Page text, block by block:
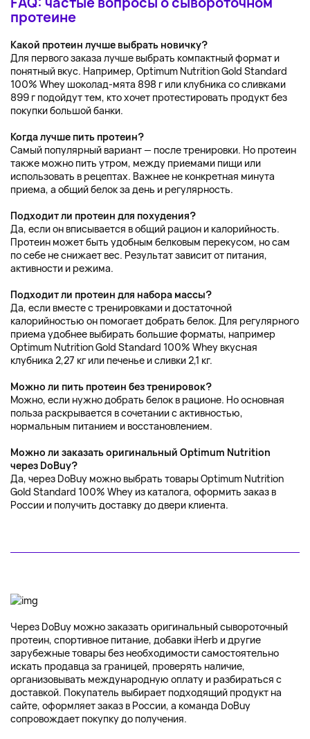
протеине
Какой протеин лучше выбрать новичку?
Для первого заказа лучше выбрать компактный формат и
понятный вкус. Например, Optimum Nutrition Gold Standard
100% Whey шоколад-мята 898 г или клубника со сливками
899 г подойдут тем, кто хочет протестировать продукт без
покупки большой банки.
Когда лучше пить протеин?
Самый популярный вариант — после тренировки. Но протеин
также можно пить утром, между приемами пищи или
использовать в рецептах. Важнее не конкретная минута
приема, а общий белок за день и регулярность.
Подходит ли протеин для похудения?
Да, если он вписывается в общий рацион и калорийность.
Протеин может быть удобным белковым перекусом, но сам
по себе не снижает вес. Результат зависит от питания,
активности и режима.
Подходит ли протеин для набора массы?
Да, если вместе с тренировками и достаточной
калорийностью он помогает добрать белок. Для регулярного
приема удобнее выбирать большие форматы, например
Optimum Nutrition Gold Standard 100% Whey вкусная
клубника 2,27 кг или печенье и сливки 2,1 кг.
Можно ли пить протеин без тренировок?
Можно, если нужно добрать белок в рационе. Но основная
польза раскрывается в сочетании с активностью,
нормальным питанием и восстановлением.
Можно ли заказать оригинальный Optimum Nutrition
через DoBuy?
Да, через DoBuy можно выбрать товары Optimum Nutrition
Gold Standard 100% Whey из каталога, оформить заказ в
России и получить доставку до двери клиента.
Через DoBuy можно заказать оригинальный сывороточный
протеин, спортивное питание, добавки iHerb и другие
зарубежные товары без необходимости самостоятельно
искать продавца за границей, проверять наличие,
организовывать международную оплату и разбираться с
доставкой. Покупатель выбирает подходящий продукт на
сайте, оформляет заказ в России, а команда DoBuy
сопровождает покупку до получения.